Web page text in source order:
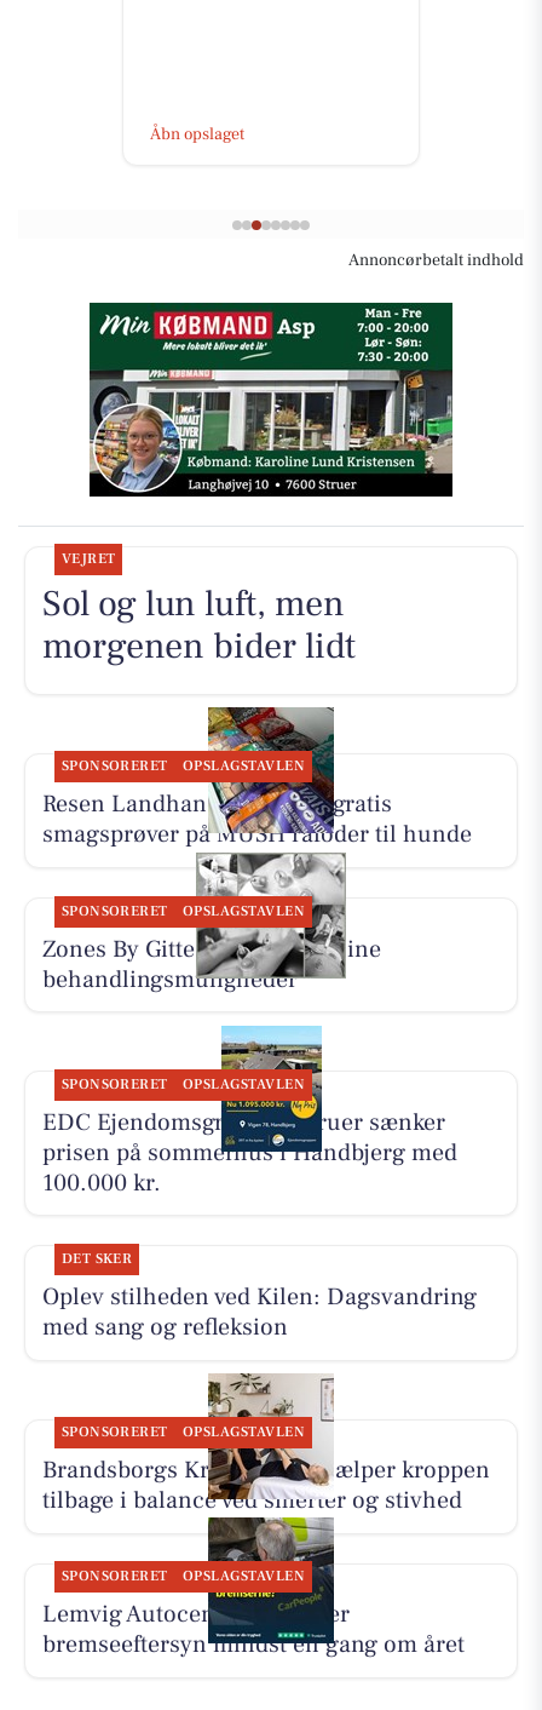
Åbn opslaget
Annoncørbetalt indhold
VEJRET
Sol og lun luft, men
morgenen bider lidt
SPONSORERET OPSLAGSTAVLEN
Resen Landhandel tilbyder gratis
smagsprøver på MUSH råfoder til hunde
SPONSORERET OPSLAGSTAVLEN
Zones By Gitte præsenterer sine
behandlingsmuligheder
SPONSORERET OPSLAGSTAVLEN
EDC Ejen­doms­grup­pen Struer sænker
prisen på sommerhus i Handbjerg med
100.000 kr.
DET SKER
Oplev stilheden ved Kilen: Dagsvandring
med sang og refleksion
SPONSORERET OPSLAGSTAVLEN
Brandsborgs Kropsterapi hjælper kroppen
tilbage i balance ved smerter og stivhed
SPONSORERET OPSLAGSTAVLEN
Lemvig Autocenter anbefaler
bremseeftersyn mindst én gang om året